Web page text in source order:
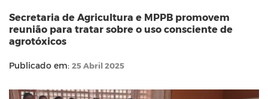
Secretaria de Agricultura e MPPB promovem
reunião para tratar sobre o uso consciente de
agrotóxicos
Publicado em: 25 Abril 2025